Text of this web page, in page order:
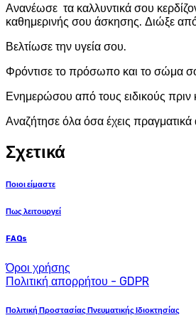
Ανανέωσε τα καλλυντικά σου
καθημερινής σου άσκησης. Διώξε
Βελτίωσε την υγεία σου.
Φρόντισε το πρόσωπο και το σώμα
Ενημερώσου από τους ειδικούς πριν
Αναζήτησε όλα όσα έχεις
Σχετικά
Ποιοι είμαστε
Πως λειτουργεί
FAQs
Όροι χρήσης
Πολιτική απορρήτου - GDPR
Πολιτική Προστασίας Πνευματικής Ιδιοκτησίας